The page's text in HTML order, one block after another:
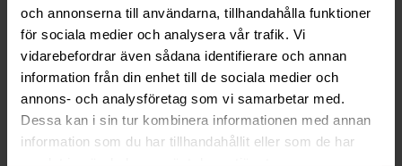
och annonserna till användarna, tillhandahålla funktioner
för sociala medier och analysera vår trafik. Vi
vidarebefordrar även sådana identifierare och annan
information från din enhet till de sociala medier och
annons- och analysföretag som vi samarbetar med.
Dessa kan i sin tur kombinera informationen med annan
information som du har tillhandahållit eller som de har
The website you were trying to
reach has been suspended